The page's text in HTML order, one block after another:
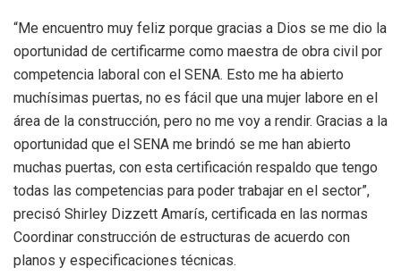
“Me encuentro muy feliz porque gracias a Dios se me dio la
oportunidad de certificarme como maestra de obra civil por
competencia laboral con el SENA. Esto me ha abierto
muchísimas puertas, no es fácil que una mujer labore en el
área de la construcción, pero no me voy a rendir. Gracias a la
oportunidad que el SENA me brindó se me han abierto
muchas puertas, con esta certificación respaldo que tengo
todas las competencias para poder trabajar en el sector”,
precisó Shirley Dizzett Amarís, certificada en las normas
Coordinar construcción de estructuras de acuerdo con
planos y especificaciones técnicas.